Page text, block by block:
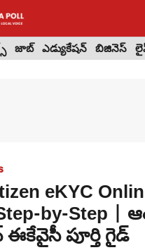
జాబ్ ఎడ్యుకేషన్ బిజినెస్
eKYC
by-Step |
పూర్తి గైడ్